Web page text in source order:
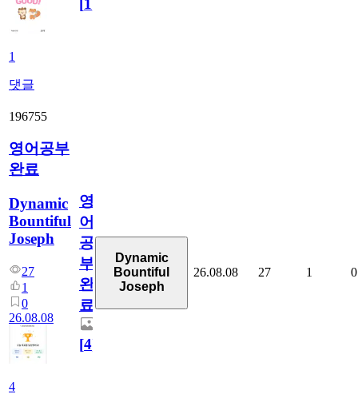
1
댓글
1
196755
영어공부
완료
Dynamic
Bountiful
Joseph
27
1
0
26.08.08
4
영
어
공
부
완
료
[4]
Dynamic
Bountiful
Joseph
26.08.08 27 1 0